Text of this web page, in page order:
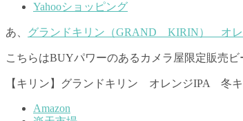
Yahooショッピング
あ、 グランドキリン（GRAND KIRIN） オ
こちらはBUYパワーのあるカメラ屋限定販売ビ
【キリン】グランドキリン オレンジIPA 冬
Amazon